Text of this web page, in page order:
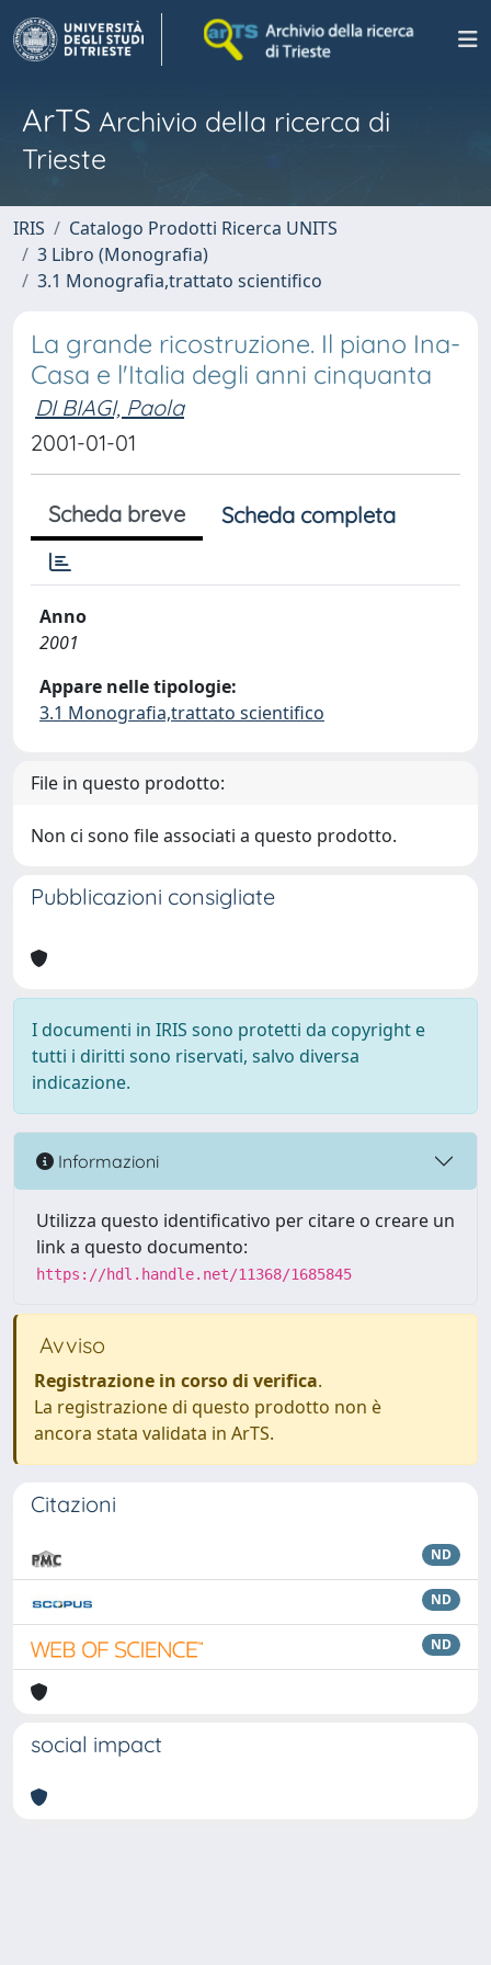
ArTS Archivio della ricerca di
Trieste
IRIS
Catalogo Prodotti Ricerca UNITS
3 Libro (Monografia)
3.1 Monografia,trattato scientifico
La grande ricostruzione. Il piano Ina-
Casa e l'Italia degli anni cinquanta
DI BIAGI, Paola
2001-01-01
Scheda breve Scheda completa
Anno
2001
Appare nelle tipologie:
3.1 Monografia,trattato scientifico
File in questo prodotto:
Non ci sono file associati a questo prodotto.
Pubblicazioni consigliate
I documenti in IRIS sono protetti da copyright e
tutti i diritti sono riservati, salvo diversa
indicazione.
Informazioni
Utilizza questo identificativo per citare o creare un
link a questo documento:
https://hdl.handle.net/11368/1685845
Avviso
Registrazione in corso di verifica.
La registrazione di questo prodotto non è
ancora stata validata in ArTS.
Citazioni
ND
ND
ND
social impact